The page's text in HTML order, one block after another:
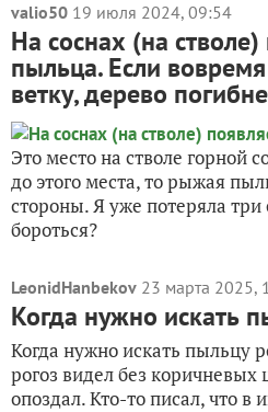
valio50 19 июля 2024, 09:54
На соснах (на
пыльца. Если
ветку, дерево
Это место на стволе горной
до этого места, то рыжая
стороны. Я уже потеряла три
бороться?
LeonidHanbekov 23 марта 2025,
Когда нужно искать
Когда нужно искать пыльцу
рогоз видел без коричневых
опоздал. Кто-то писал, что